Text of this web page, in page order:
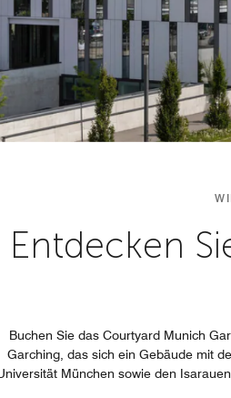
Entdecken
Buchen Sie das Courtyard Munich
Garching, das sich ein Gebäude mit
München sowie den